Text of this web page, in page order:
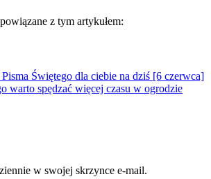
z tym artykułem:
Świętego dla ciebie na dziś [6 czerwca]
warto spędzać więcej czasu w ogrodzie
w swojej skrzynce e-mail.